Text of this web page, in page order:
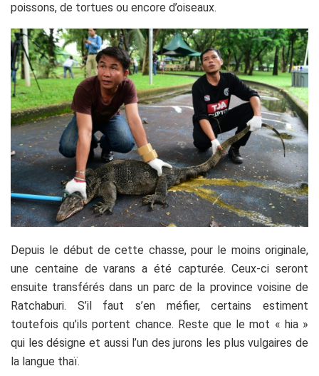
poissons, de tortues ou encore d’oiseaux.
Depuis le début de cette chasse, pour le moins originale,
une centaine de varans a été capturée. Ceux-ci seront
ensuite transférés dans un parc de la province voisine de
Ratchaburi. S’il faut s’en méfier, certains estiment
toutefois qu’ils portent chance. Reste que le mot « hia »
qui les désigne et aussi l’un des jurons les plus vulgaires de
la langue thaï.